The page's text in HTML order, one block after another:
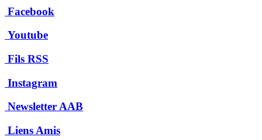
Facebook
Youtube
Fils RSS
Instagram
Newsletter AAB
Liens Amis